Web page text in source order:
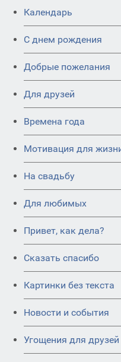
Календарь
C днем рождения
Добрые пожелания
Для друзей
Времена года
Мотивация для
На свадьбу
Для любимых
Привет, как дела?
Сказать спасибо
Картинки без текста
Новости и события
Угощения для друзей